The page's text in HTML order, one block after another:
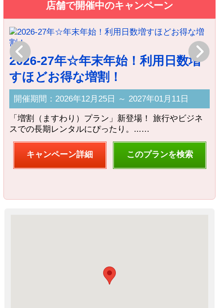
店舗で開催中のキャンペーン
Previous
2026-27年☆年末年始！利用日数増
すほどお得な増割！
開催期間：2026年12月25日 ～ 2027年01月11日
「増割（ますわり）プラン」新登場！ 旅行やビジネ
スでの長期レンタルにぴったり。...…
キャンペーン詳細 このプランを検索
Next